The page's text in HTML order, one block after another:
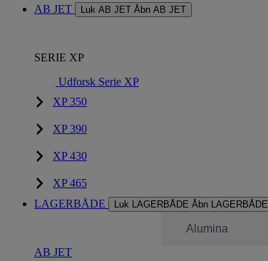
AB JET
Luk AB JET Åbn AB JET
SERIE XP
Udforsk Serie XP
XP 350
XP 390
XP 430
XP 465
LAGERBÅDE
Luk LAGERBÅDE Åbn LAGERBÅDE
Alumina
AB JET